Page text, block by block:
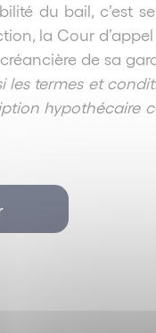
du bail, c’est
la Cour
de sa
les termes et
hypothécaire